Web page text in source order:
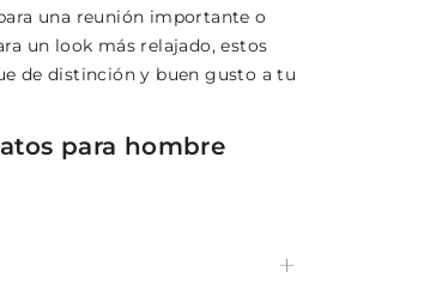
una reunión importante o
un look más relajado, estos
de distinción y buen gusto a tu
para hombre